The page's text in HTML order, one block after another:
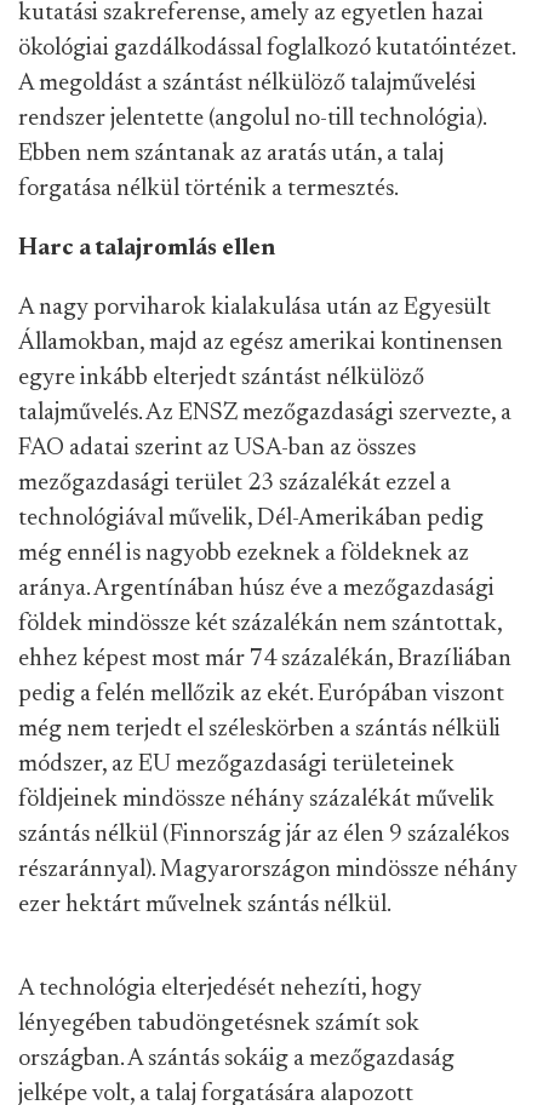
kutatási szakreferense, amely az egyetlen hazai
ökológiai gazdálkodással foglalkozó kutatóintézet.
A megoldást a szántást nélkülöző talajművelési
rendszer jelentette (angolul no-till technológia).
Ebben nem szántanak az aratás után, a talaj
forgatása nélkül történik a termesztés.
Harc a talajromlás ellen
A nagy porviharok kialakulása után az Egyesült
Államokban, majd az egész amerikai kontinensen
egyre inkább elterjedt szántást nélkülöző
talajművelés. Az ENSZ mezőgazdasági szervezte, a
FAO adatai szerint az USA-ban az összes
mezőgazdasági terület 23 százalékát ezzel a
technológiával művelik, Dél-Amerikában pedig
még ennél is nagyobb ezeknek a földeknek az
aránya. Argentínában húsz éve a mezőgazdasági
földek mindössze két százalékán nem szántottak,
ehhez képest most már 74 százalékán, Brazíliában
pedig a felén mellőzik az ekét. Európában viszont
még nem terjedt el széleskörben a szántás nélküli
módszer, az EU mezőgazdasági területeinek
földjeinek mindössze néhány százalékát művelik
szántás nélkül (Finnország jár az élen 9 százalékos
részaránnyal). Magyarországon mindössze néhány
ezer hektárt művelnek szántás nélkül.
A technológia elterjedését nehezíti, hogy
lényegében tabudöngetésnek számít sok
országban. A szántás sokáig a mezőgazdaság
jelképe volt, a talaj forgatására alapozott